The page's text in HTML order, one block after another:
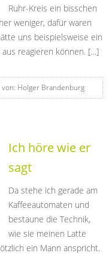
Ruhr-Kreis ein bisschen
weniger, dafür waren
uns beispielsweise ein
reagieren können. […]
von: Holger Brandenburg
Ich höre wie er
sagt
Da stehe ich gerade am
Kaffeeautomaten und
bestaune die Technik,
wie sie meinen Latte
ein Mann anspricht.